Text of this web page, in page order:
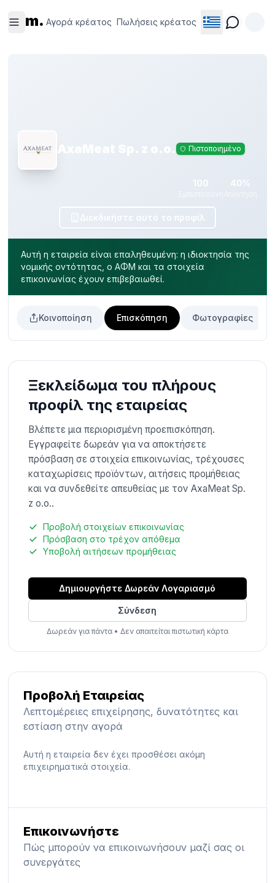
m. Αγορά κρέατος Πωλήσεις κρέατος
κρέατος κρέατος
AxaMeat Sp. z o.o. Πιστοποιημένο
100 40%
Διεκδικήστε αυτό το προφίλ
Αυτή η εταιρεία είναι επαληθευμένη: η ιδιοκτησία της
νομικής οντότητας, ο ΑΦΜ και τα στοιχεία
επικοινωνίας έχουν επιβεβαιωθεί.
Κοινοποίηση Επισκόπηση Φωτογραφίες
Ξεκλείδωμα του πλήρους
προφίλ της εταιρείας
Βλέπετε μια περιορισμένη προεπισκόπηση.
Εγγραφείτε δωρεάν για να αποκτήσετε
πρόσβαση σε στοιχεία επικοινωνίας, τρέχουσες
καταχωρίσεις προϊόντων, αιτήσεις προμήθειας
και να συνδεθείτε απευθείας με τον AxaMeat Sp.
z o.o..
Προβολή στοιχείων επικοινωνίας
Πρόσβαση στο τρέχον απόθεμα
Υποβολή αιτήσεων προμήθειας
Δημιουργήστε Δωρεάν Λογαριασμό
Σύνδεση
Δωρεάν για πάντα• Δεν απαιτείται πιστωτική κάρτα
Προβολή Εταιρείας
Λεπτομέρειες επιχείρησης, δυνατότητες και
εστίαση στην αγορά
Αυτή η εταιρεία δεν έχει προσθέσει ακόμη
επιχειρηματικά στοιχεία.
Επικοινωνήστε
Πώς μπορούν να επικοινωνήσουν μαζί σας οι
συνεργάτες